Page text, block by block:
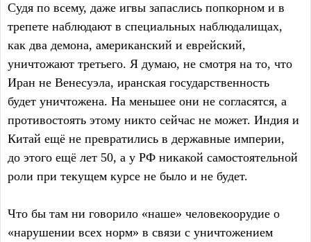
Судя по всему, даже игвы запаслись попкорном и в
трепете наблюдают в специальных наблюдалищах,
как два демона, американский и еврейский,
уничтожают третьего. Я думаю, не смотря на то, что
Иран не Венесуэла, иранская государственность
будет уничтожена. На меньшее они не согласятся, а
противостоять этому никто сейчас не может. Индия и
Китай ещё не превратились в державные империи,
до этого ещё лет 50, а у РФ никакой самостоятельной
роли при текущем курсе не было и не будет.
Что бы там ни говорило «наше» человекоорудие о
«нарушении всех норм» в связи с уничтожением